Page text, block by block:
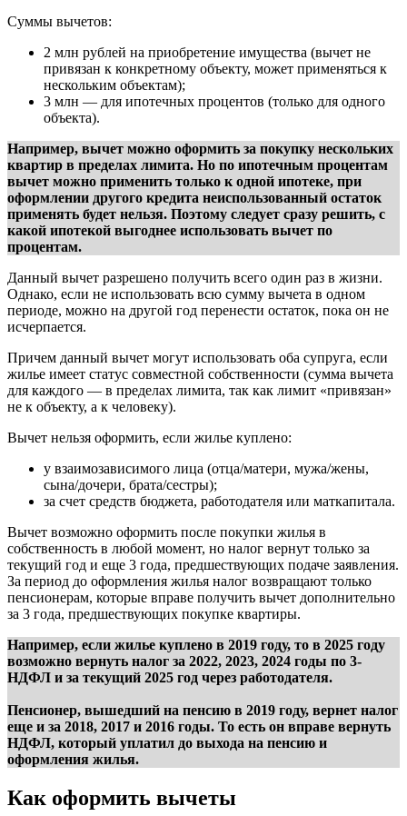
Суммы вычетов:
2 млн рублей на приобретение имущества (вычет не
привязан к конкретному объекту, может применяться к
нескольким объектам);
3 млн — для ипотечных процентов (только для одного
объекта).
Например, вычет можно оформить за покупку нескольких
квартир в пределах лимита. Но по ипотечным процентам
вычет можно применить только к одной ипотеке, при
оформлении другого кредита неиспользованный остаток
применять будет нельзя. Поэтому следует сразу решить, с
какой ипотекой выгоднее использовать вычет по
процентам.
Данный вычет разрешено получить всего один раз в жизни.
Однако, если не использовать всю сумму вычета в одном
периоде, можно на другой год перенести остаток, пока он не
исчерпается.
Причем данный вычет могут использовать оба супруга, если
жилье имеет статус совместной собственности (сумма вычета
для каждого — в пределах лимита, так как лимит «привязан»
не к объекту, а к человеку).
Вычет нельзя оформить, если жилье куплено:
у взаимозависимого лица (отца/матери, мужа/жены,
сына/дочери, брата/сестры);
за счет средств бюджета, работодателя или маткапитала.
Вычет возможно оформить после покупки жилья в
собственность в любой момент, но налог вернут только за
текущий год и еще 3 года, предшествующих подаче заявления.
За период до оформления жилья налог возвращают только
пенсионерам, которые вправе получить вычет дополнительно
за 3 года, предшествующих покупке квартиры.
Например, если жилье куплено в 2019 году, то в 2025 году
возможно вернуть налог за 2022, 2023, 2024 годы по 3-
НДФЛ и за текущий 2025 год через работодателя.
Пенсионер, вышедший на пенсию в 2019 году, вернет налог
еще и за 2018, 2017 и 2016 годы. То есть он вправе вернуть
НДФЛ, который уплатил до выхода на пенсию и
оформления жилья.
Как оформить вычеты